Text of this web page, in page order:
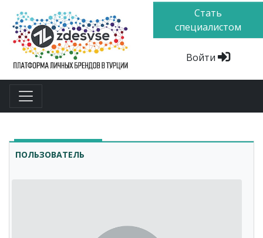
Стать
специалистом
Войти
ПОЛЬЗОВАТЕЛЬ